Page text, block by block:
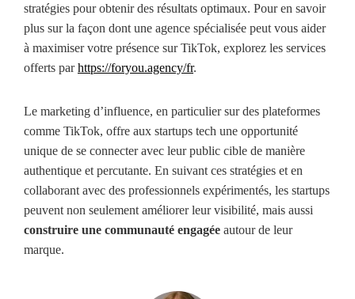
stratégies pour obtenir des résultats optimaux. Pour en savoir
plus sur la façon dont une agence spécialisée peut vous aider
à maximiser votre présence sur TikTok, explorez les services
offerts parhttps://foryou.agency/fr.
Le marketing d’influence, en particulier sur des plateformes
comme TikTok, offre aux startups tech une opportunité
unique de se connecter avec leur public cible de manière
authentique et percutante. En suivant ces stratégies et en
collaborant avec des professionnels expérimentés, les startups
peuvent non seulement améliorer leur visibilité, mais aussi
construire une communauté engagée autour de leur
marque.